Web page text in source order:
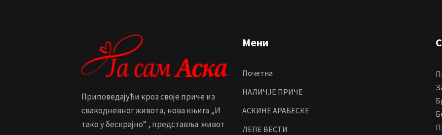
Приповедајући кроз своје приче из
свакодневног живота, нова књига „И
тако у бескрајно“ , представља живот
Мени
Почетна
НАЛИЧЈЕ ПРИЧЕ
АСКИНЕ АРАБЕСКЕ
ЛЕПЕ ВЕСТИ